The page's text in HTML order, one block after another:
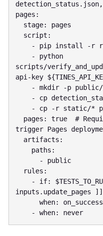
detection_status.json,
pages:
scripts/
api-key
trigger Pages
inputs.update_pages